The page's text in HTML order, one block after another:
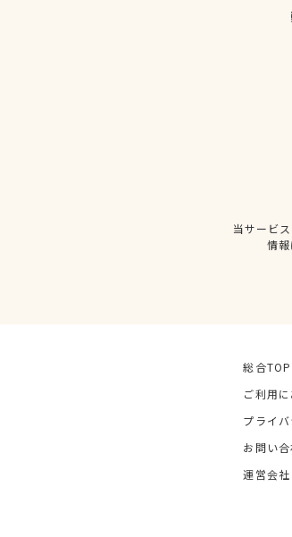
当サービ
情
総合TOP
ご利用
プライ
お問い
運営会社